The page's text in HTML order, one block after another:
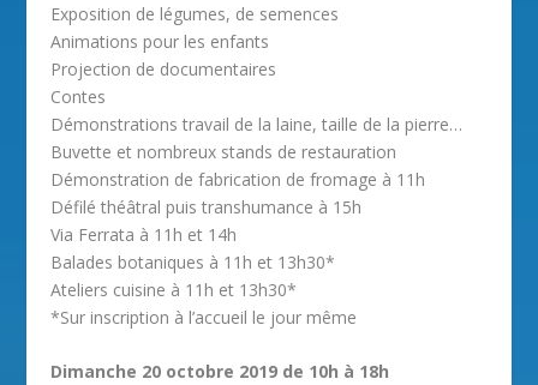
Exposition de légumes, de semences
Animations pour les enfants
Projection de documentaires
Contes
Démonstrations travail de la laine, taille de la pierre…
Buvette et nombreux stands de restauration
Démonstration de fabrication de fromage à 11h
Défilé théâtral puis transhumance à 15h
Via Ferrata à 11h et 14h
Balades botaniques à 11h et 13h30*
Ateliers cuisine à 11h et 13h30*
*Sur inscription à l’accueil le jour même
Dimanche 20 octobre 2019 de 10h à 18h